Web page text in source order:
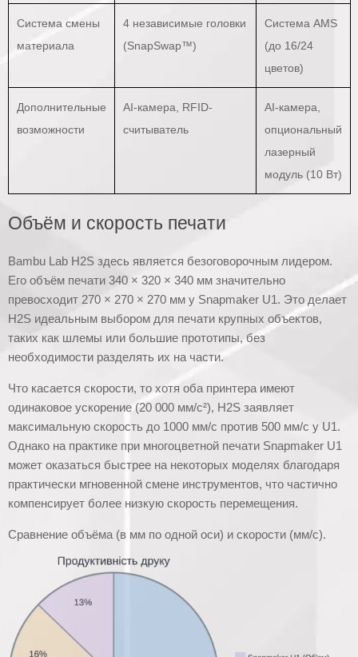
Система смены
материала
4 независимые головки
(SnapSwap™)
Система AMS
(до 16/24
цветов)
Дополнительные
возможности
AI-камера, RFID-
считыватель
AI-камера,
опциональный
лазерный
модуль (10 Вт)
Объём и скорость печати
Bambu Lab H2S здесь является безоговорочным лидером.
Его объём печати 340 × 320 × 340 мм значительно
превосходит 270 × 270 × 270 мм у Snapmaker U1. Это делает
H2S идеальным выбором для печати крупных объектов,
таких как шлемы или большие прототипы, без
необходимости разделять их на части.
Что касается скорости, то хотя оба принтера имеют
одинаковое ускорение (20 000 мм/с²), H2S заявляет
максимальную скорость до 1000 мм/с против 500 мм/с у U1.
Однако на практике при многоцветной печати Snapmaker U1
может оказаться быстрее на некоторых моделях благодаря
практически мгновенной смене инструментов, что частично
компенсирует более низкую скорость перемещения.
Сравнение объёма (в мм по одной оси) и скорости (мм/с).